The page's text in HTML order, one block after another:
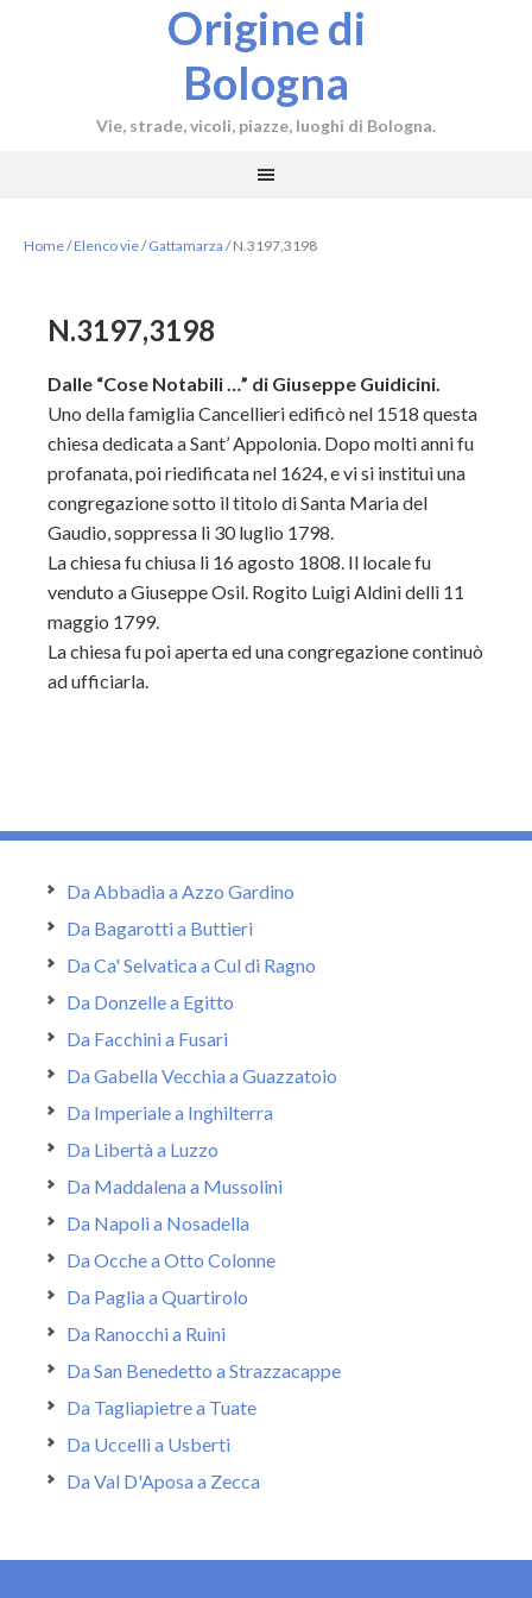
Origine di
Bologna
Vie, strade, vicoli, piazze, luoghi di Bologna.
Home/Elenco vie/ Gattamarza /N.3197,3198
N.3197,3198
Dalle “Cose Notabili …” di Giuseppe Guidicini.
Uno della famiglia Cancellieri edificò nel 1518 questa
chiesa dedicata a Sant’ Appolonia. Dopo molti anni fu
profanata, poi riedificata nel 1624, e vi si instituì una
congregazione sotto il titolo di Santa Maria del
Gaudio, soppressa li 30 luglio 1798.
La chiesa fu chiusa li 16 agosto 1808. Il locale fu
venduto a Giuseppe Osil. Rogito Luigi Aldini delli 11
maggio 1799.
La chiesa fu poi aperta ed una congregazione continuò
ad ufficiarla.
Da Abbadia a Azzo Gardino
Da Bagarotti a Buttieri
Da Ca' Selvatica a Cul di Ragno
Da Donzelle a Egitto
Da Facchini a Fusari
Da Gabella Vecchia a Guazzatoio
Da Imperiale a Inghilterra
Da Libertà a Luzzo
Da Maddalena a Mussolini
Da Napoli a Nosadella
Da Ocche a Otto Colonne
Da Paglia a Quartirolo
Da Ranocchi a Ruini
Da San Benedetto a Strazzacappe
Da Tagliapietre a Tuate
Da Uccelli a Usberti
Da Val D'Aposa a Zecca